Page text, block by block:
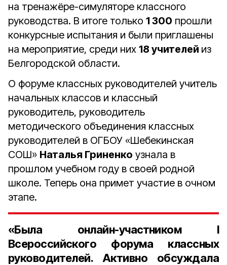
на тренажёре-симуляторе классного
руководства. В итоге только 1 300 прошли
конкурсные испытания и были приглашены
на мероприятие, среди них 18 учителей из
Белгородской области.
О форуме классных руководителей учитель
начальных классов и классный
руководитель, руководитель
методического объединения классных
руководителей в ОГБОУ «Шебекинская
СОШ» Наталья Гриненко узнала в
прошлом учебном году в своей родной
школе. Теперь она примет участие в очном
этапе.
«Была онлайн-участником I
Всероссийского форума классных
руководителей. Активно обсуждала